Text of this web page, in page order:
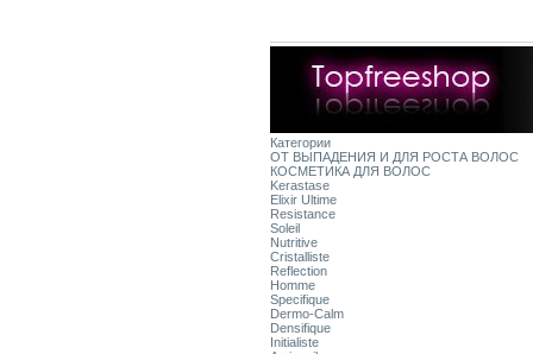
Категории
ОТ ВЫПАДЕНИЯ И ДЛЯ РОСТА ВОЛОС
КОСМЕТИКА ДЛЯ ВОЛОС
Kerastase
Elixir Ultime
Resistance
Soleil
Nutritive
Cristalliste
Reflection
Homme
Specifique
Dermo-Calm
Densifique
Initialiste